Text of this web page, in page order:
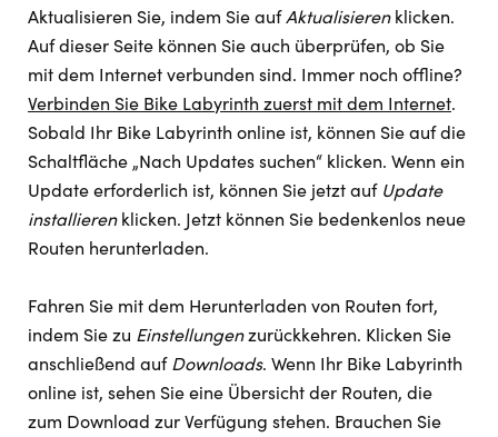
Aktualisieren Sie, indem Sie auf Aktualisierenklicken.
Auf dieser Seite können Sie auch überprüfen, ob Sie
mit dem Internet verbunden sind. Immer noch offline?
Verbinden Sie Bike Labyrinth zuerst mit dem Internet.
Sobald Ihr Bike Labyrinth online ist, können Sie auf die
Schaltfläche „Nach Updates suchen“ klicken. Wenn ein
Update erforderlich ist, können Sie jetzt auf Update
installierenklicken. Jetzt können Sie bedenkenlos neue
Routen herunterladen.
Fahren Sie mit dem Herunterladen von Routen fort,
indem Sie zu Einstellungenzurückkehren. Klicken Sie
anschließend auf Downloads. Wenn Ihr Bike Labyrinth
online ist, sehen Sie eine Übersicht der Routen, die
zum Download zur Verfügung stehen. Brauchen Sie